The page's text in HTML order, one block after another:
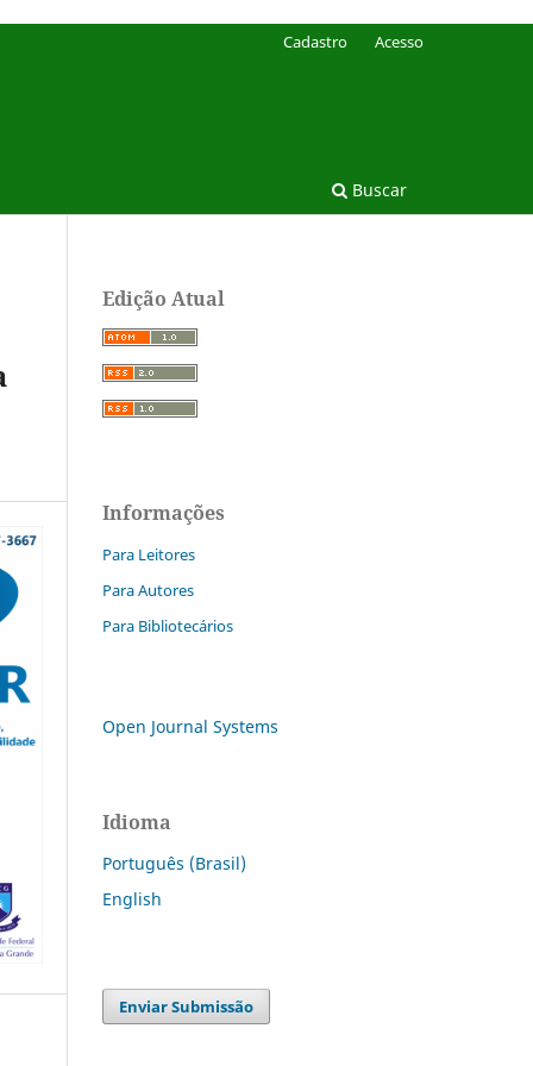
Buscar
Cadastro Acesso
Edição Atual
Informações
Para Leitores
Para Autores
Para Bibliotecários
Open Journal Systems
Idioma
Português (Brasil)
English
Enviar Submissão